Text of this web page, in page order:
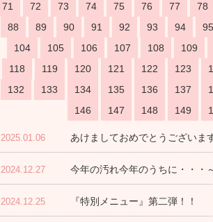
71
72 73 74 75 76 77 78
88
89 90 91 92 93 94 95
104
105 106 107 108 109
118
119 120 121 122 123
132
133 134 135 136 137
146
147 148 149
2025.01.06 あけましておめでとうございま
2024.12.27 今年の汚れ今年のうちに・・・
2024.12.25 『特別メニュー』第二弾！！